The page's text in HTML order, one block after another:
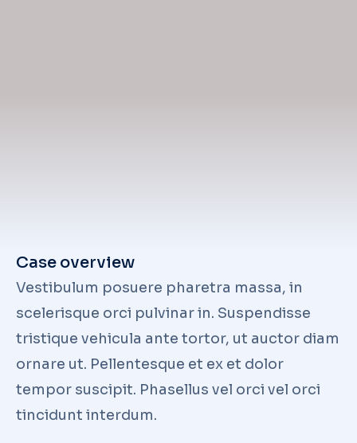
Case overview
Vestibulum posuere pharetra massa, in
scelerisque orci pulvinar in. Suspendisse
tristique vehicula ante tortor, ut auctor diam
ornare ut. Pellentesque et ex et dolor
tempor suscipit. Phasellus vel orci vel orci
tincidunt interdum.